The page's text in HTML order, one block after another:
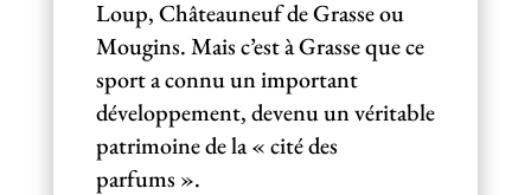
Loup, Châteauneuf de Grasse ou
Mougins. Mais c’est à Grasse que ce
sport a connu un important
développement, devenu un véritable
patrimoine de la « cité des
parfums ».